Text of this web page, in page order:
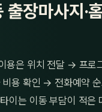
출장마사지·
용은 위치 전달 → 프로
비용 확인 → 전화예약
이는 이동 부담이 적은